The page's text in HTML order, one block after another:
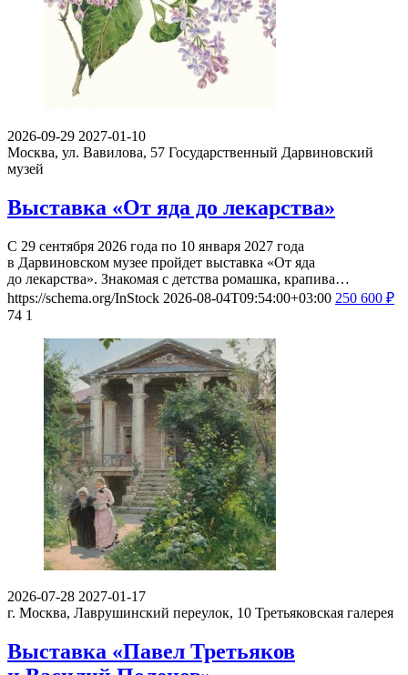
2026-09-29 2027-01-10
Москва, ул. Вавилова, 57 Государственный Дарвиновский
музей
Выставка «От яда до лекарства»
С 29 сентября 2026 года по 10 января 2027 года
в Дарвиновском музее пройдет выставка «От яда
до лекарства». Знакомая с детства ромашка, крапива…
https://schema.org/InStock 2026-08-04T09:54:00+03:00 250 600 ₽
74 1
2026-07-28 2027-01-17
г. Москва, Лаврушинский переулок, 10 Третьяковская галерея
Выставка «Павел Третьяков